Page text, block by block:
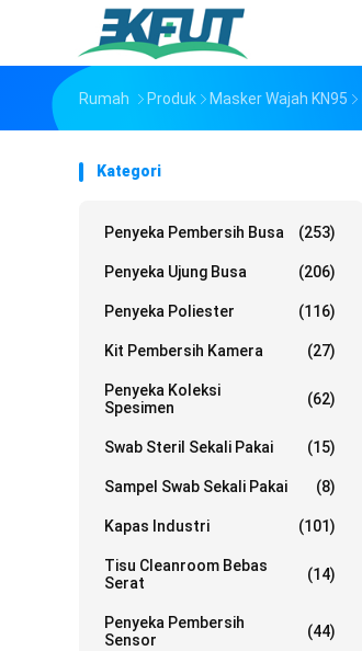
Rumah Produk Masker Wajah KN95
Kategori
Penyeka Pembersih Busa (253)
Penyeka Ujung Busa (206)
Penyeka Poliester (116)
Kit Pembersih Kamera (27)
Penyeka Koleksi
Spesimen
(62)
Swab Steril Sekali Pakai (15)
Sampel Swab Sekali Pakai (8)
Kapas Industri (101)
Tisu Cleanroom Bebas
Serat
(14)
Penyeka Pembersih
Sensor
(44)